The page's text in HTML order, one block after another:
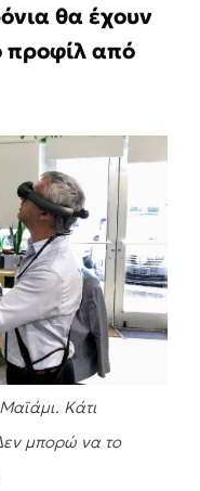
θα έχουν
προφίλ από
Κάτι
μπορώ να το